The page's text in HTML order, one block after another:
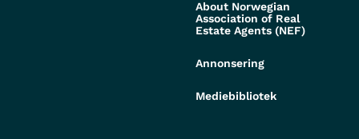
About Norwegian
Association of Real
Estate Agents (NEF)
Annonsering
Mediebibliotek